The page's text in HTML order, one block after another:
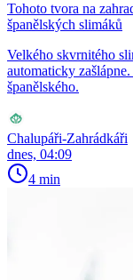
Tohoto tvora na
španělských slimáků
Velkého skvrnitého
automaticky
španělského.
Chalupáři-Zahrádkáři
dnes, 04:09
4 min